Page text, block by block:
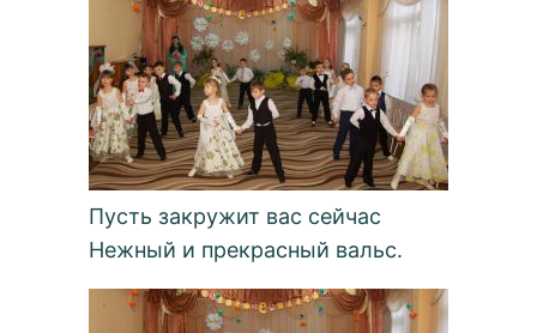
Пусть закружит вас сейчас
Нежный и прекрасный вальс.